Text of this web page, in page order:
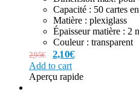
Capacité : 50 cartes
Matière : plexiglass
Épaisseur matière : 2
Couleur : transparent
2,95€ 2,10€
Add to cart
Aperçu rapide